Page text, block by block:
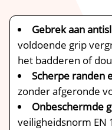
Gebrek aan
voldoende grip
het badderen of
Scherpe randen
zonder afgeronde
Onbeschermde
veiligheidsnorm EN